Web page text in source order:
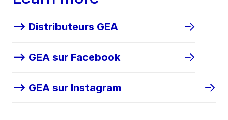
--> Distributeurs GEA
--> GEA sur Facebook
--> GEA sur Instagram